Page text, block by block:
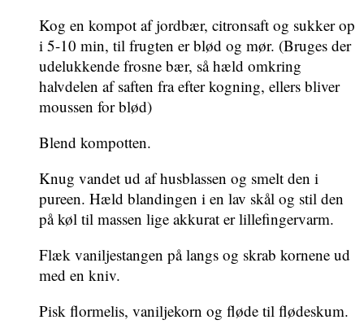
Kog en kompot af jordbær, citronsaft og sukker op
i 5-10 min, til frugten er blød og mør. (Bruges der
udelukkende frosne bær, så hæld omkring
halvdelen af saften fra efter kogning, ellers bliver
moussen for blød)
Blend kompotten.
Knug vandet ud af husblassen og smelt den i
pureen. Hæld blandingen i en lav skål og stil den
på køl til massen lige akkurat er lillefingervarm.
Flæk vaniljestangen på langs og skrab kornene ud
med en kniv.
Pisk flormelis, vaniljekorn og fløde til flødeskum.